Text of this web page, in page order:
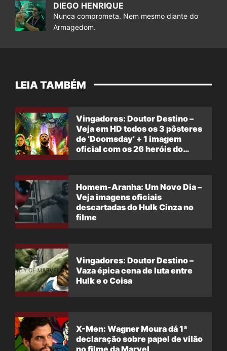
DIEGO HENRIQUE
Nunca comprometa. Nem mesmo diante do
Armagedom.
LEIA TAMBÉM
Vingadores: Doutor Destino –
Veja em HD todos os 3 pôsteres
de ‘Doomsday’ + 1 imagem
oficial com os 26 heróis do
Homem-Aranha: Um Novo Dia –
Veja imagens oficiais
descartadas do Hulk Cinza no
filme
Vingadores: Doutor Destino –
Vaza épica cena de luta entre
Hulk e o Coisa
X-Men: Wagner Moura dá 1ª
declaração sobre papel de vilão
no filme da Marvel